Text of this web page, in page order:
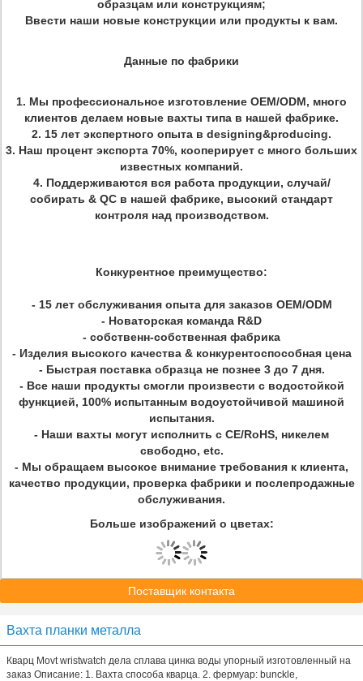
образцам или конструкциям;
Ввести наши новые конструкции или продукты к вам.
Данные по фабрики
1. Мы профессиональное изготовление OEM/ODM, много
клиентов делаем новые вахты типа в нашей фабрике.
2. 15 лет экспертного опыта в designing&producing.
3. Наш процент экспорта 70%, кооперирует с много больших
известных компаний.
4. Поддерживаются вся работа продукции, случай/
собирать & QC в нашей фабрике, высокий стандарт
контроля над производством.
Конкурентное преимущество:
- 15 лет обслуживания опыта для заказов OEM/ODM
- Новаторская команда R&D
- собственн-собственная фабрика
- Изделия высокого качества & конкурентоспособная цена
- Быстрая поставка образца не познее 3 до 7 дня.
- Все наши продукты смогли произвести с водостойкой
функцией, 100% испытанным водоустойчивой машиной
испытания.
- Наши вахты могут исполнить с CE/RoHS, никелем
свободно, etc.
- Мы обращаем высокое внимание требования к клиента,
качество продукции, проверка фабрики и послепродажные
обслуживания.
Больше изображений о цветах:
Поставщик контакта
Вахта планки металла
Кварц Movt wristwatch дела сплава цинка воды упорный изготовленный на
заказ Описание: 1. Вахта способа кварца. 2. фермуар: bunckle,